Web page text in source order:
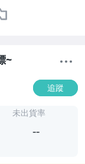
~
追蹤
未出貨率
--